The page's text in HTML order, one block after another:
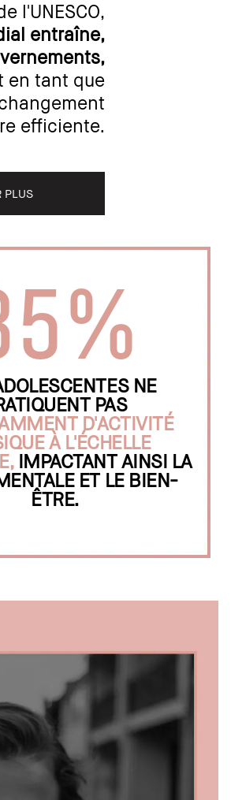
l'UNESCO,
entraîne,
en tant que
efficiente.
PLUS
NE
PAS
D'ACTIVITÉ
À L'ÉCHELLE
IMPACTANT AINSI LA
ET LE BIEN-
ÊTRE.